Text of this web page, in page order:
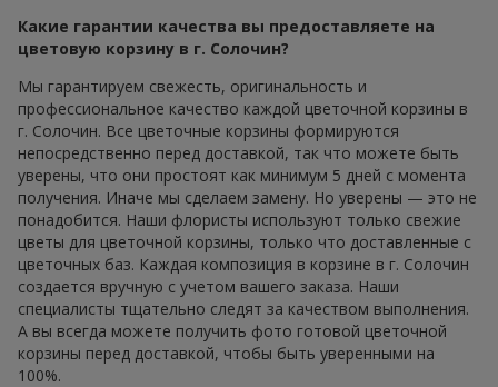
Какие гарантии качества вы предоставляете на
цветовую корзину в г. Солочин?
Мы гарантируем свежесть, оригинальность и
профессиональное качество каждой цветочной корзины в
г. Солочин. Все цветочные корзины формируются
непосредственно перед доставкой, так что можете быть
уверены, что они простоят как минимум 5 дней с момента
получения. Иначе мы сделаем замену. Но уверены — это не
понадобится. Наши флористы используют только свежие
цветы для цветочной корзины, только что доставленные с
цветочных баз. Каждая композиция в корзине в г. Солочин
создается вручную с учетом вашего заказа. Наши
специалисты тщательно следят за качеством выполнения.
А вы всегда можете получить фото готовой цветочной
корзины перед доставкой, чтобы быть уверенными на
100%.